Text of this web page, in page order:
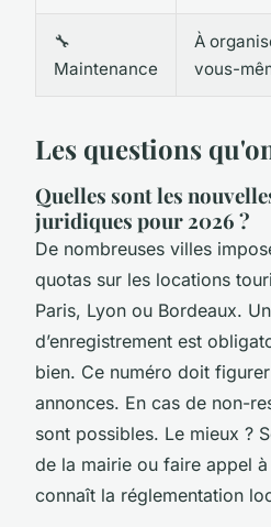
🔧
Maintenance
À
vous-
Les questions
Quelles sont les
juridiques pour 2026 ?
De nombreuses villes
quotas sur les locations
Paris, Lyon ou Bordeaux.
d’enregistrement est
bien. Ce numéro doit
annonces. En cas de non-
sont possibles. Le mieux ?
de la mairie ou faire appel
connaît la réglementation